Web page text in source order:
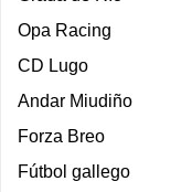
Opa Racing
CD Lugo
Andar Miudiño
Forza Breo
Fútbol gallego